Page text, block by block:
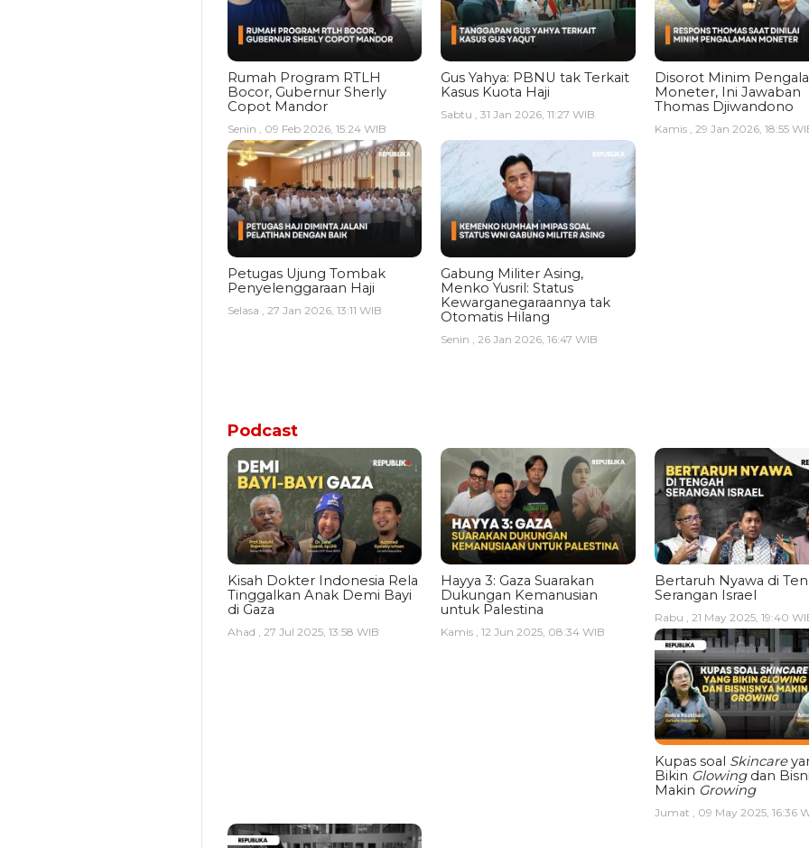
Rumah Program RTLH
Bocor, Gubernur Sherly
Copot Mandor
Senin , 09 Feb 2026, 15:24 WIB
Gus Yahya: PBNU tak Terkait
Kasus Kuota Haji
Sabtu , 31 Jan 2026, 11:27 WIB
Disorot Minim
Moneter, Ini Jawaban
Thomas Djiwandono
Kamis , 29 Jan 2026, 18:55
Petugas Ujung Tombak
Penyelenggaraan Haji
Selasa , 27 Jan 2026, 13:11 WIB
Gabung Militer Asing,
Menko Yusril: Status
Kewarganegaraannya tak
Otomatis Hilang
Senin , 26 Jan 2026, 16:47 WIB
Podcast
Kisah Dokter Indonesia Rela
Tinggalkan Anak Demi Bayi
di Gaza
Ahad , 27 Jul 2025, 13:58 WIB
Hayya 3: Gaza Suarakan
Dukungan Kemanusian
untuk Palestina
Kamis , 12 Jun 2025, 08:34 WIB
Bertaruh Nyawa di
Serangan Israel
Rabu , 21 May 2025, 19:40
Kupas soal Skincare
Bikin Glowingdan
Makin Growing
Jumat , 09 May 2025, 16:36